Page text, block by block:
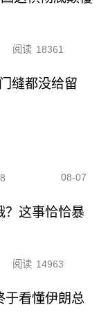
阅读 18361
缝都没给留
08-07
？这事恰恰暴
阅读 14963
于看懂伊朗总